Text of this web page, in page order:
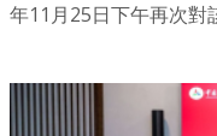
年11月25日下午再次對